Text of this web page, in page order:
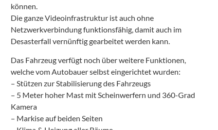
können.
Die ganze Videoinfrastruktur ist auch ohne
Netzwerkverbindung funktionsfähig, damit auch im
Desasterfall vernünftig gearbeitet werden kann.
Das Fahrzeug verfügt noch über weitere Funktionen,
welche vom Autobauer selbst eingerichtet wurden:
– Stützen zur Stabilisierung des Fahrzeugs
– 5 Meter hoher Mast mit Scheinwerfern und 360-Grad
Kamera
– Markise auf beiden Seiten